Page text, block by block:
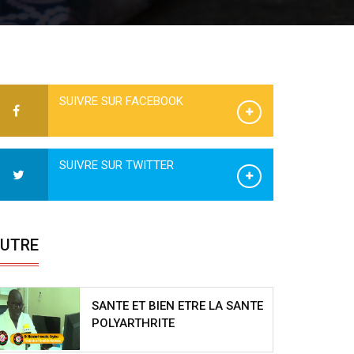
SUIVRE SUR FACEBOOK
SUIVRE SUR TWITTER
SANTE ET BIEN ETRE LA SANTE
POLYARTHRITE